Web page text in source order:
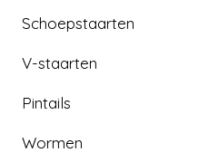
Schoepstaarten
V-staarten
Pintails
Wormen